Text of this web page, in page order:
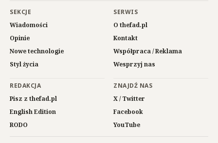
SEKCJE
Wiadomości
Opinie
Nowe technologie
Styl życia
SERWIS
O thefad.pl
Kontakt
Współpraca / Reklama
Wesprzyj nas
REDAKCJA
Pisz z thefad.pl
English Edition
RODO
ZNAJDŹ NAS
X / Twitter
Facebook
YouTube